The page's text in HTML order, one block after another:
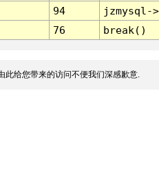
94
jzmysql-
76 break()
此给您带来的访问不便我们深感歉意.